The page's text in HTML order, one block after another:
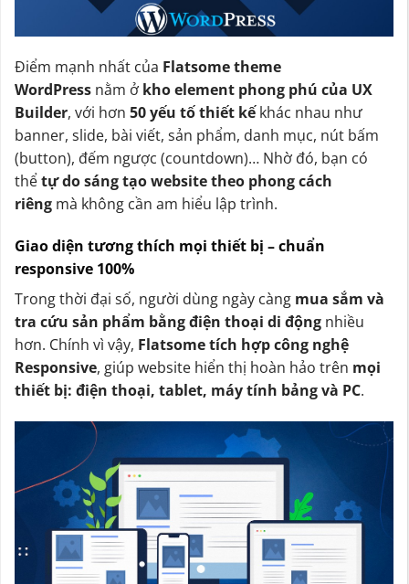
Điểm mạnh nhất của Flatsome theme
WordPress nằm ở kho element phong phú của UX
Builder, với hơn 50 yếu tố thiết kếkhác nhau như
banner, slide, bài viết, sản phẩm, danh mục, nút bấm
(button), đếm ngược (countdown)… Nhờ đó, bạn có
thểtự do sáng tạo website theo phong cách
riêng mà không cần am hiểu lập trình.
Giao diện tương thích mọi thiết bị – chuẩn
responsive 100%
Trong thời đại số, người dùng ngày càng mua sắm và
tra cứu sản phẩm bằng điện thoại di động nhiều
hơn. Chính vì vậy, Flatsome tích hợp công nghệ
Responsive, giúp website hiển thị hoàn hảo trên mọi
thiết bị: điện thoại, tablet, máy tính bảng và PC.